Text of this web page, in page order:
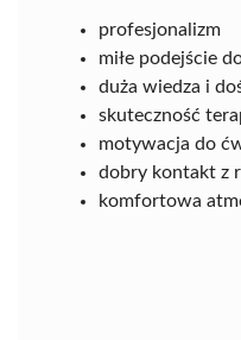
profesjonalizm
miłe podejście
duża wiedza i
skuteczność
motywacja do
dobry kontakt z
komfortowa